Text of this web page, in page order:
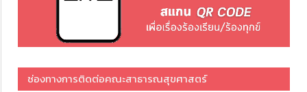
ช่องทางการติดต่อคณะสาธารณสุขศาสตร์